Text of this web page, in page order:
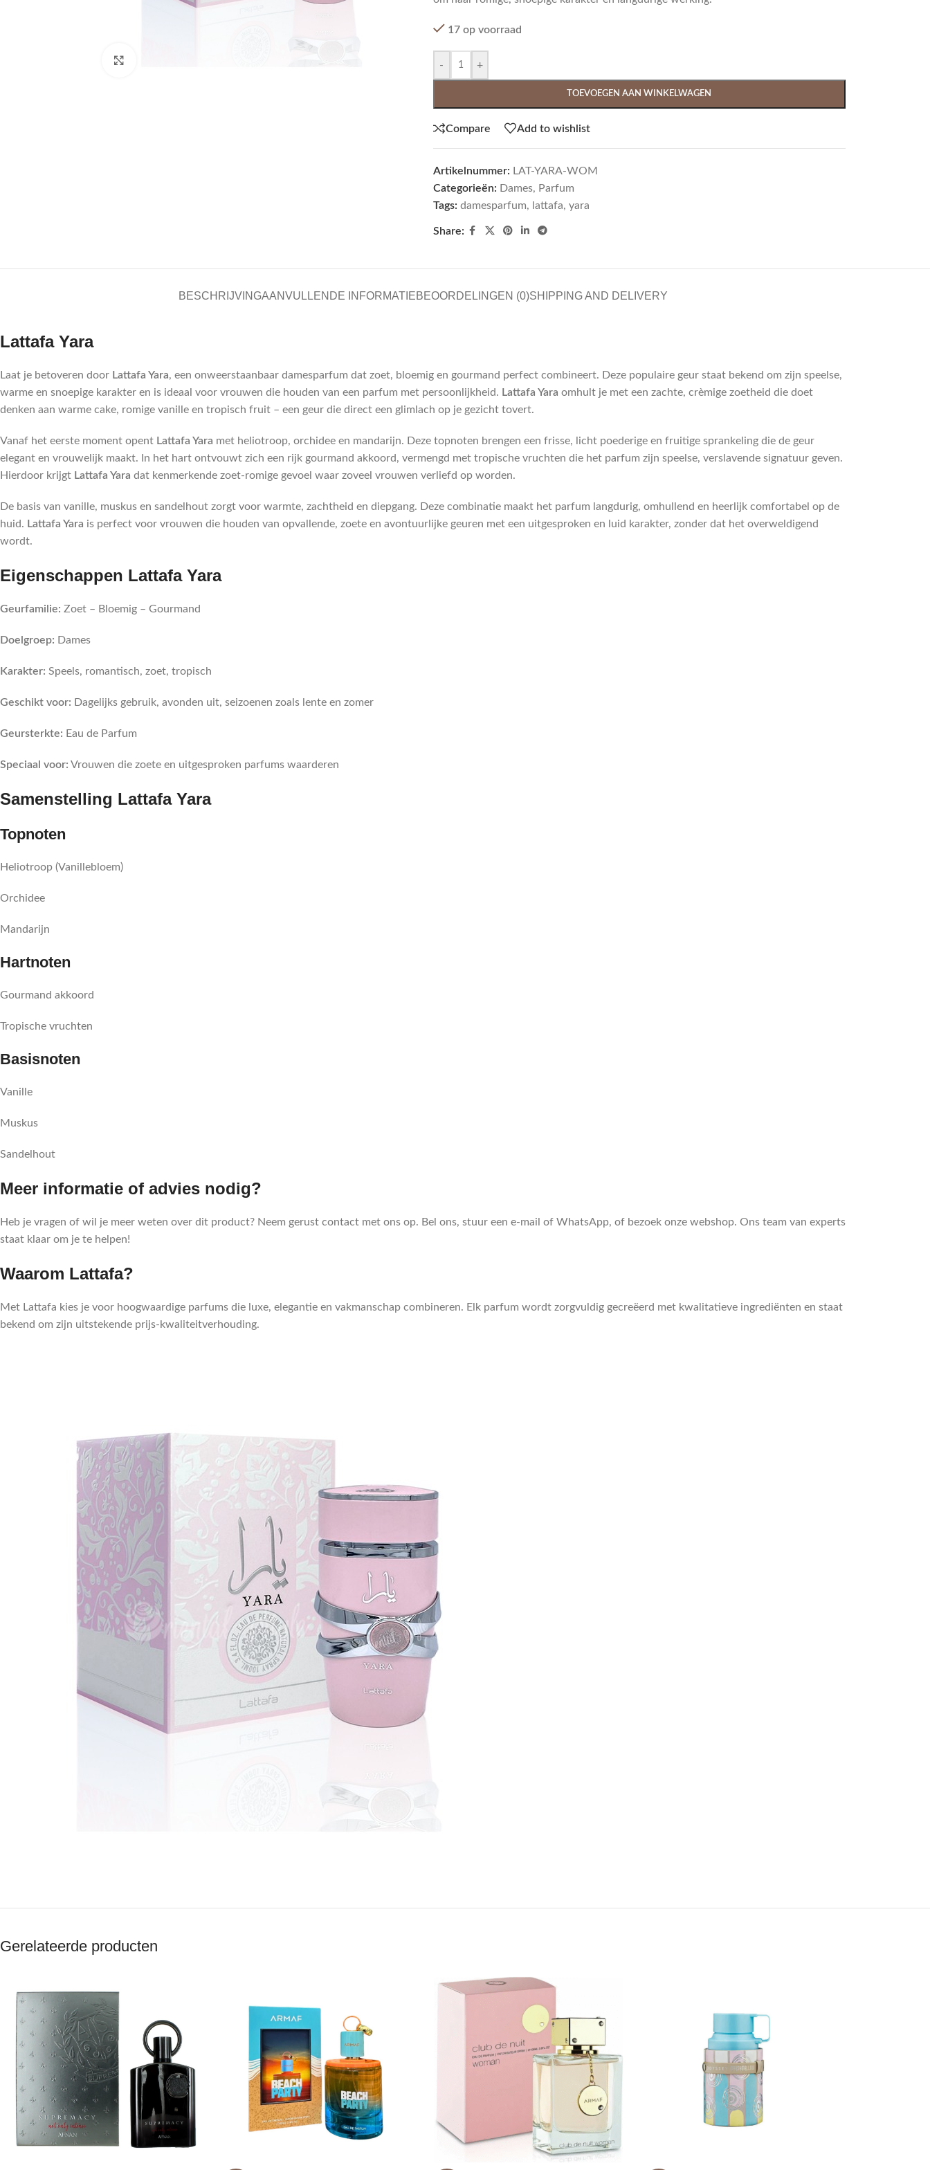
17 op voorraad
- +
TOEVOEGEN AAN WINKELWAGEN
Compare Add to wishlist
Artikelnummer: LAT-YARA-WOM
Categorieën: Dames, Parfum
Tags: damesparfum, lattafa, yara
Share:
BESCHRIJVINGAANVULLENDE INFORMATIEBEOORDELINGEN (0)SHIPPING AND DELIVERY
Lattafa Yara
Laat je betoveren door Lattafa Yara, een onweerstaanbaar damesparfum dat zoet, bloemig en gourmand perfect combineert. Deze populaire geur staat bekend om zijn speelse,
warme en snoepige karakter en is ideaal voor vrouwen die houden van een parfum met persoonlijkheid. Lattafa Yara omhult je met een zachte, crèmige zoetheid die doet
denken aan warme cake, romige vanille en tropisch fruit – een geur die direct een glimlach op je gezicht tovert.
Vanaf het eerste moment opent Lattafa Yara met heliotroop, orchidee en mandarijn. Deze topnoten brengen een frisse, licht poederige en fruitige sprankeling die de geur
elegant en vrouwelijk maakt. In het hart ontvouwt zich een rijk gourmand akkoord, vermengd met tropische vruchten die het parfum zijn speelse, verslavende signatuur geven.
Hierdoor krijgt Lattafa Yara dat kenmerkende zoet-romige gevoel waar zoveel vrouwen verliefd op worden.
De basis van vanille, muskus en sandelhout zorgt voor warmte, zachtheid en diepgang. Deze combinatie maakt het parfum langdurig, omhullend en heerlijk comfortabel op de
huid. Lattafa Yara is perfect voor vrouwen die houden van opvallende, zoete en avontuurlijke geuren met een uitgesproken en luid karakter, zonder dat het overweldigend
wordt.
Eigenschappen Lattafa Yara
Geurfamilie: Zoet – Bloemig – Gourmand
Doelgroep: Dames
Karakter: Speels, romantisch, zoet, tropisch
Geschikt voor: Dagelijks gebruik, avonden uit, seizoenen zoals lente en zomer
Geursterkte: Eau de Parfum
Speciaal voor: Vrouwen die zoete en uitgesproken parfums waarderen
Samenstelling Lattafa Yara
Topnoten
Heliotroop (Vanillebloem)
Orchidee
Mandarijn
Hartnoten
Gourmand akkoord
Tropische vruchten
Basisnoten
Vanille
Muskus
Sandelhout
Meer informatie of advies nodig?
Heb je vragen of wil je meer weten over dit product? Neem gerust contact met ons op. Bel ons, stuur een e-mail of WhatsApp, of bezoek onze webshop. Ons team van experts
staat klaar om je te helpen!
Waarom Lattafa?
Met Lattafa kies je voor hoogwaardige parfums die luxe, elegantie en vakmanschap combineren. Elk parfum wordt zorgvuldig gecreëerd met kwalitatieve ingrediënten en staat
bekend om zijn uitstekende prijs-kwaliteitverhouding.
Gerelateerde producten